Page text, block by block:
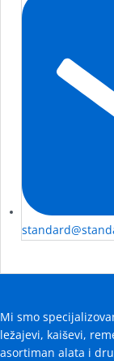
Mi smo
ležajevi, kaiševi,
asortiman alata i